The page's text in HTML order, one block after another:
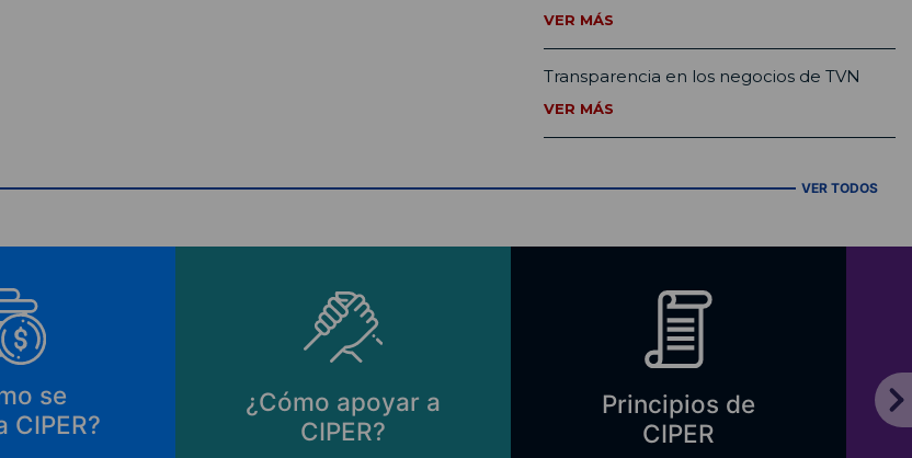
VER MÁS
Transparencia en los negocios de TVN
VER MÁS
VER TODOS
se
CIPER?
¿Cómo apoyar a
CIPER?
Principios de
CIPER